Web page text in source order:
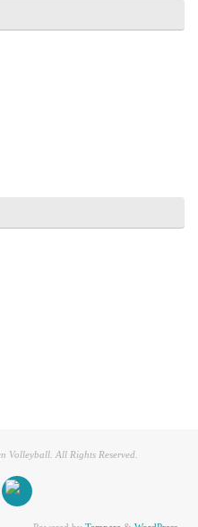
Volleyball. All Rights Reserved.